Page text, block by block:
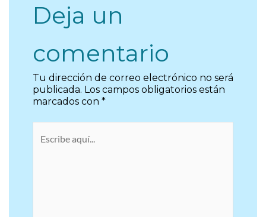
Deja un
comentario
Tu dirección de correo electrónico no será
publicada. Los campos obligatorios están
marcados con *